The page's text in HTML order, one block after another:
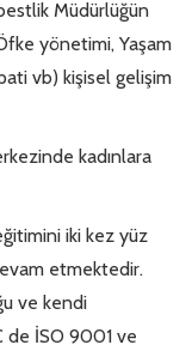
Müdürlüğün
yönetimi, Yaşam
vb) kişisel gelişim
kadınlara
iki kez yüz
etmektedir.
ve kendi
de İSO 9001 ve